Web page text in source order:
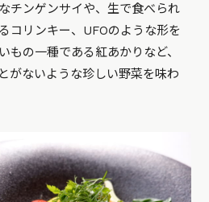
チンゲンサイや、生で食べられ
コリンキー、UFOのような形を
もの一種である紅あかりなど、
がないような珍しい野菜を味わ